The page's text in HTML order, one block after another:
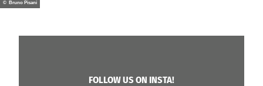
© Bruno Pisani
FOLLOW US ON INSTA!